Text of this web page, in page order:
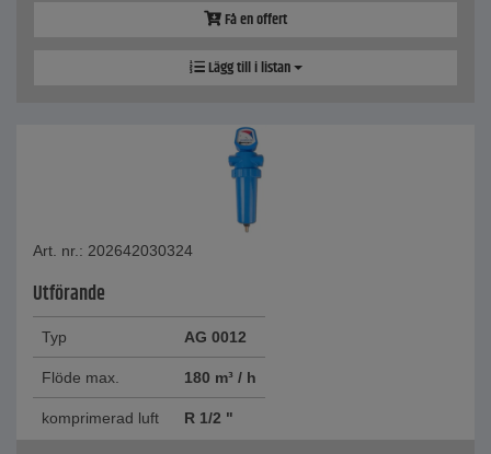
Få en offert
Lägg till i listan
Art. nr.: 202642030324
Utförande
Typ AG 0012
Flöde max. 180 m³ / h
komprimerad luft R 1/2 "